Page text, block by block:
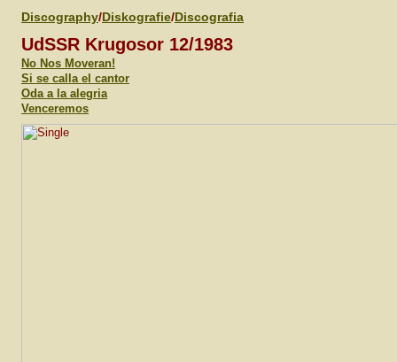
Discography/Diskografie/Discografia
UdSSR Krugosor 12/1983
No Nos Moveran!
Si se calla el cantor
Oda a la alegria
Venceremos